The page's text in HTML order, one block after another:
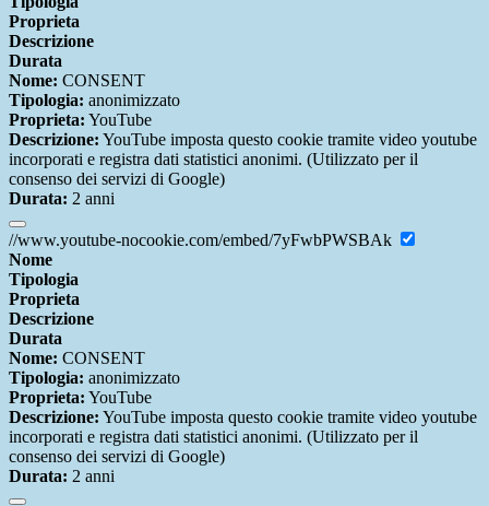
Proprieta
Descrizione
Durata
Nome: CONSENT
Tipologia: anonimizzato
Proprieta: YouTube
Descrizione: YouTube imposta questo cookie tramite video youtube
incorporati e registra dati statistici anonimi. (Utilizzato per il
consenso dei servizi di Google)
Durata: 2 anni
//www.youtube-nocookie.com/embed/7yFwbPWSBAk
Nome
Tipologia
Proprieta
Descrizione
Durata
Nome: CONSENT
Tipologia: anonimizzato
Proprieta: YouTube
Descrizione: YouTube imposta questo cookie tramite video youtube
incorporati e registra dati statistici anonimi. (Utilizzato per il
consenso dei servizi di Google)
Durata: 2 anni